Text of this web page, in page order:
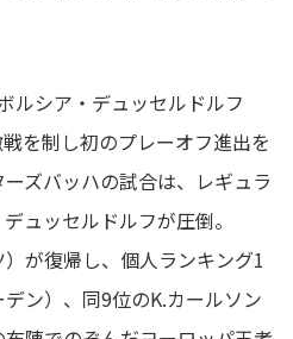
ルシア・デュッセルドルフ
を制し初のプレーオフ進出を
ズバッハの試合は、レギュラ
ュッセルドルフが圧倒。
が復帰し、個人ランキング1
ン）、同9位のK.カールソン